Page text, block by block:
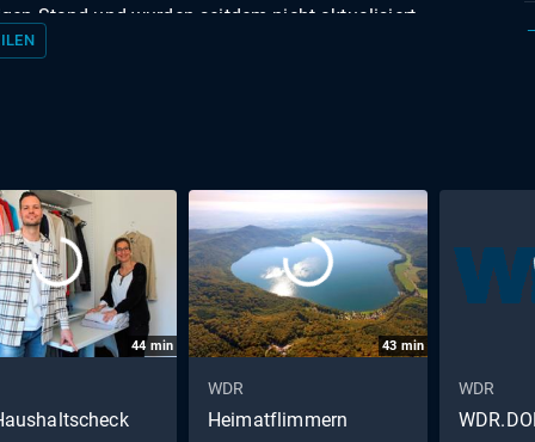
Stand und wurden seitdem nicht aktualisiert.
44min 43 min
WDR
Heimatflimmern
WDR